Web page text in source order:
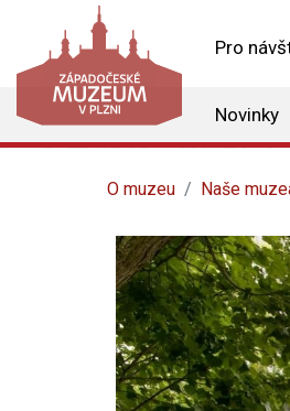
Pro
Novinky
O muzeu Naše